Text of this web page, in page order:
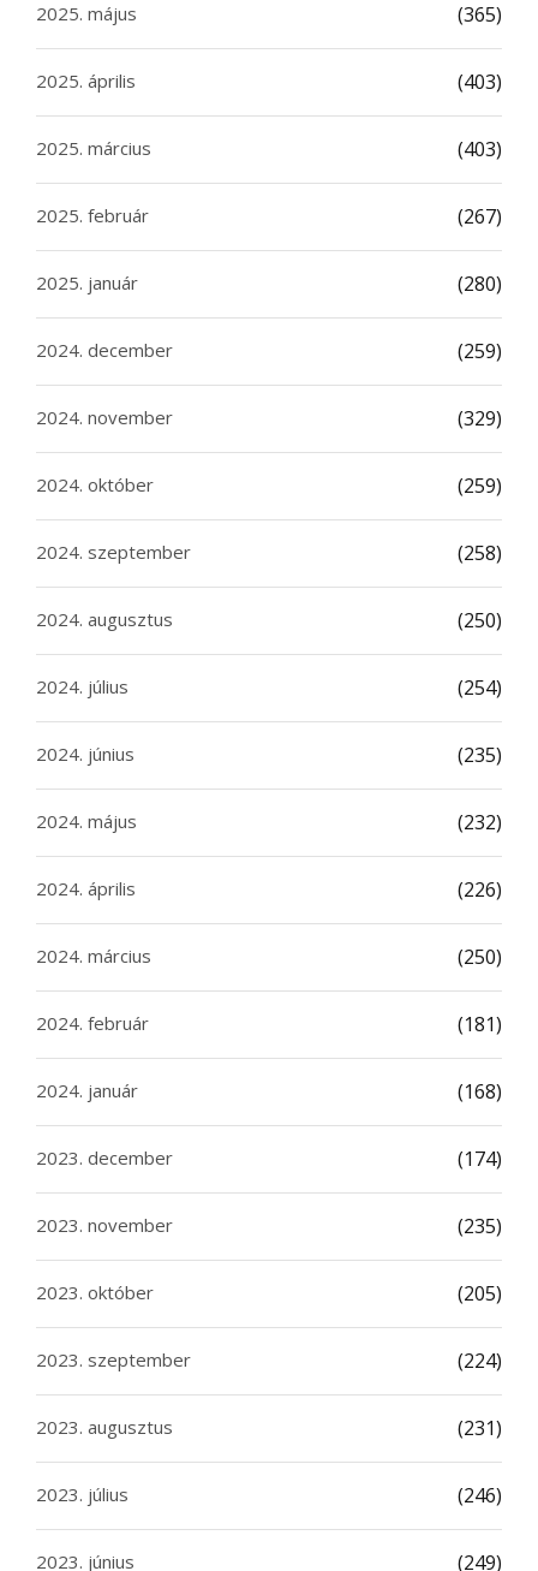
2025. május (365)
2025. április (403)
2025. március (403)
2025. február (267)
2025. január (280)
2024. december (259)
2024. november (329)
2024. október (259)
2024. szeptember (258)
2024. augusztus (250)
2024. július (254)
2024. június (235)
2024. május (232)
2024. április (226)
2024. március (250)
2024. február (181)
2024. január (168)
2023. december (174)
2023. november (235)
2023. október (205)
2023. szeptember (224)
2023. augusztus (231)
2023. július (246)
2023. június (249)